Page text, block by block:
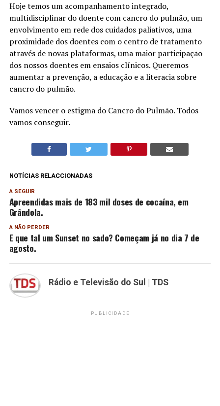
Hoje temos um acompanhamento integrado,
multidisciplinar do doente com cancro do pulmão, um
envolvimento em rede dos cuidados paliativos, uma
proximidade dos doentes com o centro de tratamento
através de novas plataformas, uma maior participação
dos nossos doentes em ensaios clínicos. Queremos
aumentar a prevenção, a educação e a literacia sobre
cancro do pulmão.
Vamos vencer o estigma do Cancro do Pulmão. Todos
vamos conseguir.
NOTÍCIAS RELACCIONADAS
A SEGUIR
Apreendidas mais de 183 mil doses de cocaína, em
Grândola.
A NÃO PERDER
E que tal um Sunset no sado? Começam já no dia 7 de
agosto.
Rádio e Televisão do Sul | TDS
PUBLICIDADE